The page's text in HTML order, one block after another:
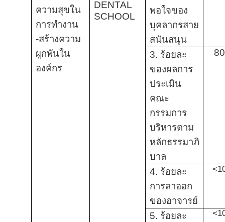
ความสุขใน
การทำงาน
-สร้างความ
ผูกพันใน
องค์กร
DENTAL
SCHOOL
พอใจของ
บุคลากรสาย
สนันสนุน
3. ร้อยละ
ของผลการ
ประเมิน
คณะ
กรรมการ
บริหารตาม
หลักธรรมาภิ
บาล
80
4. ร้อยละ
การลาออก
ของอาจารย์
5. ร้อยละ
<1